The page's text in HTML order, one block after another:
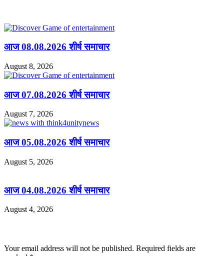
आज 08.08.2026 शीर्ष समाचार
August 8, 2026
आज 07.08.2026 शीर्ष समाचार
August 7, 2026
आज 05.08.2026 शीर्ष समाचार
August 5, 2026
आज 04.08.2026 शीर्ष समाचार
August 4, 2026
Your email address will not be published. Required fields are